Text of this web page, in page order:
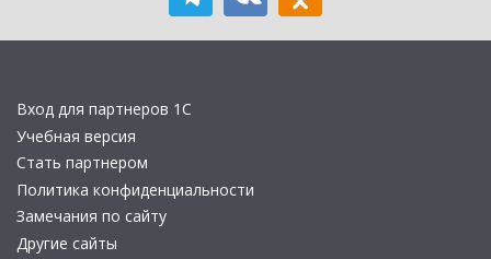
Вход для партнеров 1С
Учебная версия
Стать партнером
Политика конфиденциальности
Замечания по сайту
Другие сайты